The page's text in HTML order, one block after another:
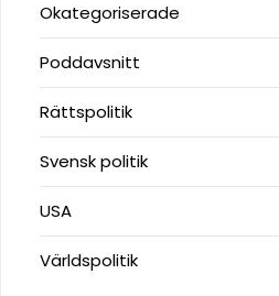
Okategoriserade
Poddavsnitt
Rättspolitik
Svensk politik
USA
Världspolitik